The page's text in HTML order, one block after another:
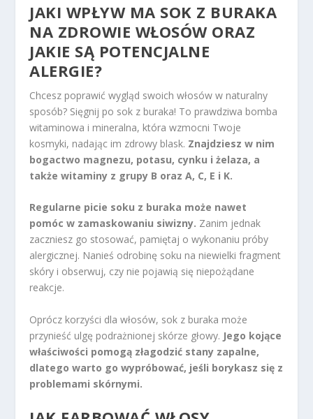
JAKI WPŁYW MA SOK Z BURAKA
NA ZDROWIE WŁOSÓW ORAZ
JAKIE SĄ POTENCJALNE
ALERGIE?
Chcesz poprawić wygląd swoich włosów w naturalny
sposób? Sięgnij po sok z buraka! To prawdziwa bomba
witaminowa i mineralna, która wzmocni Twoje
kosmyki, nadając im zdrowy blask. Znajdziesz w nim
bogactwo magnezu, potasu, cynku i żelaza, a
także witaminy z grupy B oraz A, C, E i K.
Regularne picie soku z buraka może nawet
pomóc w zamaskowaniu siwizny. Zanim jednak
zaczniesz go stosować, pamiętaj o wykonaniu próby
alergicznej. Nanieś odrobinę soku na niewielki fragment
skóry i obserwuj, czy nie pojawią się niepożądane
reakcje.
Oprócz korzyści dla włosów, sok z buraka może
przynieść ulgę podrażnionej skórze głowy. Jego kojące
właściwości pomogą złagodzić stany zapalne,
dlatego warto go wypróbować, jeśli borykasz się z
problemami skórnymi.